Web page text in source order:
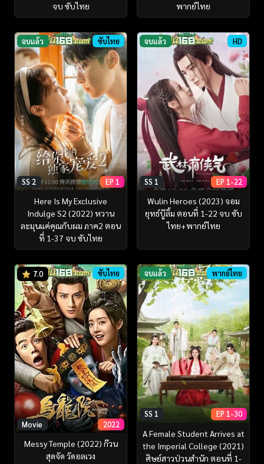
จบ ซับไทย
พากย์ไทย
จบแล้ว ซับไทย
SS 2 EP 1
Here Is My Exclusive
Indulge S2 (2022) หวาน
ละมุนแค่คุณกับผม ภาค2 ตอน
ที่ 1-37 จบ ซับไทย
จบแล้ว HD
SS 1 EP 1-22
Wulin Heroes (2023) จอม
ยุทธ์บู๊ลิ้ม ตอนที่ 1-22 จบ ซับ
ไทย+พากย์ไทย
7.0 ซับไทย
Movie 2022
Messy Temple (2022) ก๊วน
สุดจัด วัดอลเวง
จบแล้ว พากย์ไทย
SS 1 EP 1-30
A Female Student Arrives at
the Imperial College (2021)
ศิษย์สาวป่วนสำนัก ตอนที่ 1-